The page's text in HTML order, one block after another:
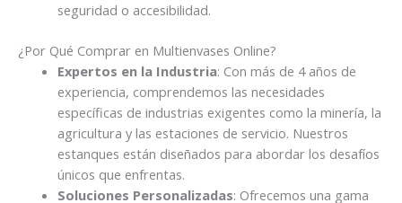
seguridad o accesibilidad.
¿Por Qué Comprar en Multienvases Online?
Expertos en la Industria: Con más de 4 años de
experiencia, comprendemos las necesidades
específicas de industrias exigentes como la minería, la
agricultura y las estaciones de servicio. Nuestros
estanques están diseñados para abordar los desafíos
únicos que enfrentas.
Soluciones Personalizadas: Ofrecemos una gama